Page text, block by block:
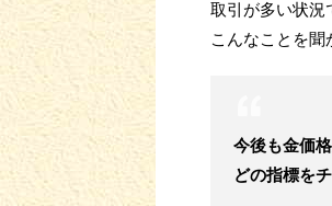
取引が多い状況
こんなことを聞
今後も金価
どの指標を